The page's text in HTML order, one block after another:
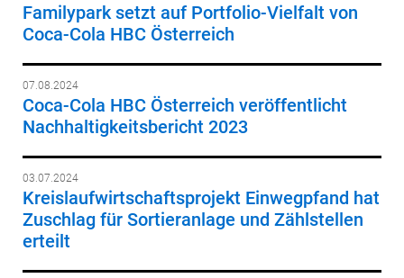
Familypark setzt auf Portfolio-Vielfalt von
Coca-Cola HBC Österreich
07.08.2024
Coca-Cola HBC Österreich veröffentlicht
Nachhaltigkeitsbericht 2023
03.07.2024
Kreislaufwirtschaftsprojekt Einwegpfand hat
Zuschlag für Sortieranlage und Zählstellen
erteilt